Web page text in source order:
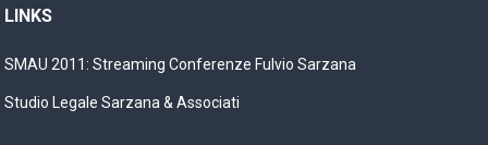
LINKS
SMAU 2011: Streaming Conferenze Fulvio Sarzana
Studio Legale Sarzana & Associati